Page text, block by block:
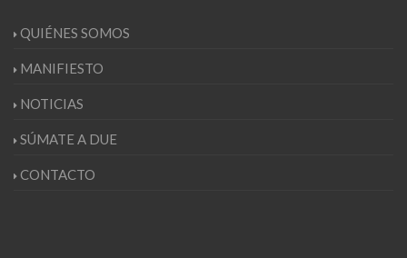
QUIÉNES SOMOS
MANIFIESTO
NOTICIAS
SÚMATE A DUE
CONTACTO